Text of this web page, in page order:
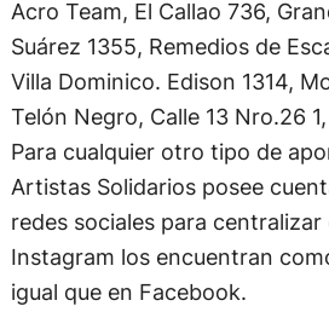
Acro Team, El Callao 736,
Suárez 1355, Remedios de
Villa Dominico. Edison 1314,
Telón Negro, Calle 13 Nro.26
Para cualquier otro tipo de
Artistas Solidarios posee
redes sociales para
Instagram los encuentran
igual que en Facebook.